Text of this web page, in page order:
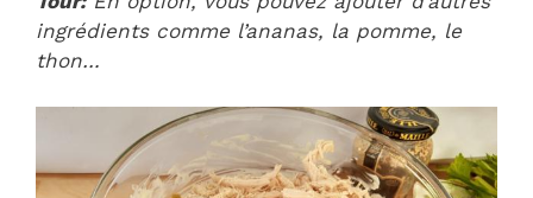
ingrédients comme l’ananas, la pomme, le
thon…